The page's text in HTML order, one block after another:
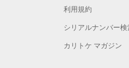
利用規約
シリアルナンバー検
カリトケ マガジン